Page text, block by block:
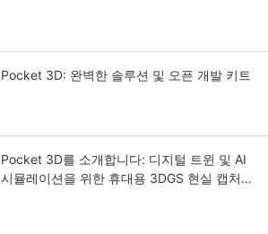
Pocket 3D: 완벽한 솔루션 및 오픈 개발 키트
Pocket 3D를 소개합니다: 디지털 트윈 및 AI
시뮬레이션을 위한 휴대용 3DGS 현실 캡처